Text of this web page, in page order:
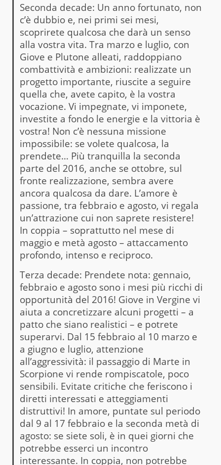
Seconda decade: Un anno fortunato, non
c’è dubbio e, nei primi sei mesi,
scoprirete qualcosa che darà un senso
alla vostra vita. Tra marzo e luglio, con
Giove e Plutone alleati, raddoppiano
combattività e ambizioni: realizzate un
progetto importante, riuscite a seguire
quella che, avete capito, è la vostra
vocazione. Vi impegnate, vi imponete,
investite a fondo le energie e la vittoria è
vostra! Non c’è nessuna missione
impossibile: se volete qualcosa, la
prendete… Più tranquilla la seconda
parte del 2016, anche se ottobre, sul
fronte realizzazione, sembra avere
ancora qualcosa da dare. L’amore è
passione, tra febbraio e agosto, vi regala
un’attrazione cui non saprete resistere!
In coppia – soprattutto nel mese di
maggio e metà agosto – attaccamento
profondo, intenso e reciproco.
Terza decade: Prendete nota: gennaio,
febbraio e agosto sono i mesi più ricchi di
opportunità del 2016! Giove in Vergine vi
aiuta a concretizzare alcuni progetti – a
patto che siano realistici – e potrete
superarvi. Dal 15 febbraio al 10 marzo e
a giugno e luglio, attenzione
all’aggressività: il passaggio di Marte in
Scorpione vi rende rompiscatole, poco
sensibili. Evitate critiche che feriscono i
diretti interessati e atteggiamenti
distruttivi! In amore, puntate sul periodo
dal 9 al 17 febbraio e la seconda metà di
agosto: se siete soli, è in quei giorni che
potrebbe esserci un incontro
interessante. In coppia, non potrebbe